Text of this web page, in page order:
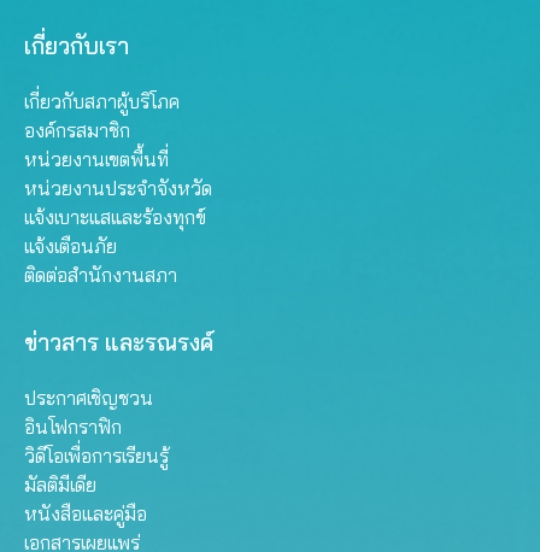
เกี่ยวกับเรา
เกี่ยวกับสภาผู้บริโภค
องค์กรสมาชิก
หน่วยงานเขตพื้นที่
หน่วยงานประจำจังหวัด
แจ้งเบาะแสและร้องทุกข์
แจ้งเตือนภัย
ติดต่อสำนักงานสภา
ข่าวสาร และรณรงค์
ประกาศเชิญชวน
อินโฟกราฟิก
วิดีโอเพื่อการเรียนรู้
มัลติมีเดีย
หนังสือและคู่มือ
เอกสารเผยแพร่